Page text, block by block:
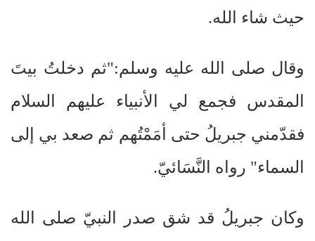
حيث شاء الله.
وقال صلى الله عليه وسلم:"ثم دخلتُ بيتَ
المقدس فجمع لي الأنبياء عليهم السلام
فقدّمني جبريلُ حتى أمَمْتُهم ثم صعد بي إلى
السماء" رواه النَّسَائيّ.
وكان جبريلُ قد شق صدر النبيّ صلى الله